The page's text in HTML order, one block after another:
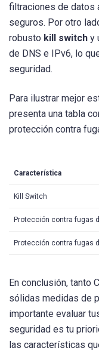
filtraciones de datos
seguros. Por otro
robusto kill switch y
de DNS e IPv6, lo
seguridad.
Para ilustrar mejor
presenta una tabla
protección contra
Característica
Kill Switch
Protección contra fugas
Protección contra fugas
En conclusión, tanto
sólidas medidas de
importante evaluar
seguridad es tu
las características